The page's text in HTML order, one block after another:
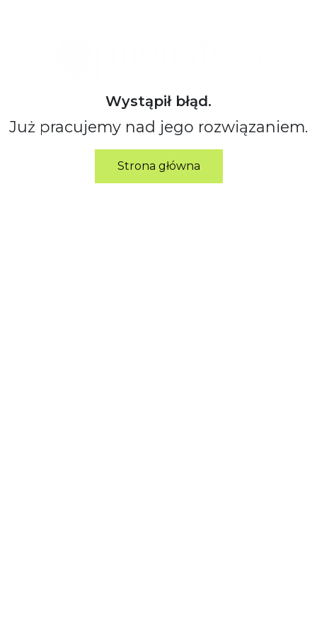
Wystąpił błąd.
Już pracujemy nad jego rozwiązaniem.
Strona główna